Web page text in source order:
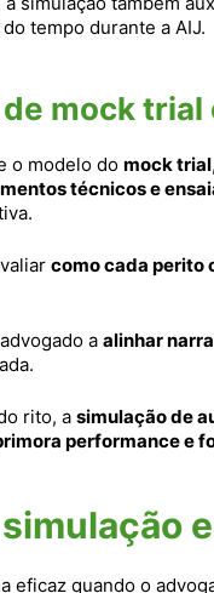
tempo durante a AIJ.
mock
o modelo do mock trial
técnicos e
como cada perito
a alinhar
rito, a simulação de
performance e
eficaz quando o